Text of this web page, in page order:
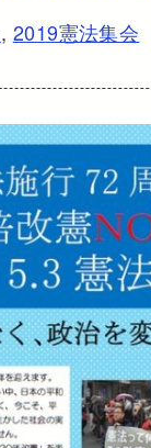
, 2019憲法集会